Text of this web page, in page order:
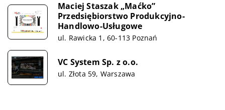
Maciej Staszak „Maćko”
Przedsiębiorstwo Produkcyjno-
Handlowo-Usługowe
ul. Rawicka 1, 60-113 Poznań
VC System Sp. z o.o.
ul. Złota 59, Warszawa